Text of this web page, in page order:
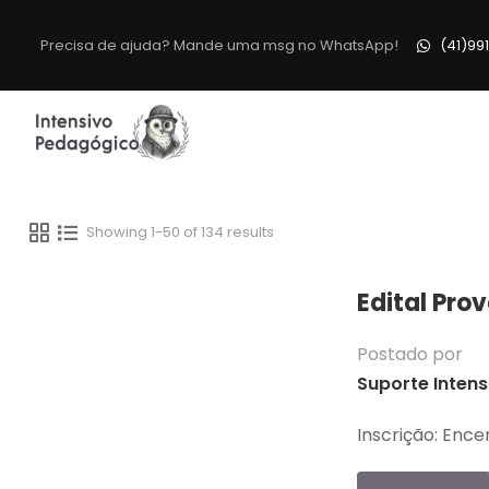
Precisa de ajuda? Mande uma msg no WhatsApp!
Showing 1-50 of 134 results
Edital
Postado por
Suporte
Inscrição: